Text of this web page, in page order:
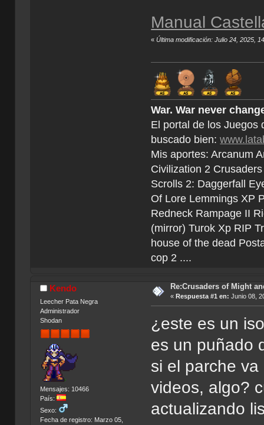
Manual
«Última modificación: Julio 24, 2025,
War. War never
El portal de los Juegos
buscado bien:
Mis aportes: Arcanum
Civilization 2
Scrolls 2: Daggerfall
Of Lore Lemmings XP
Redneck Rampage II
(mirror) Turok Xp RIP
house of the dead
cop 2 ....
Kendo
Leecher Pata Negra
Administrador
Shodan
Mensajes: 10466
País:
Sexo:
Fecha de registro: Marzo 05,
Re:Crusaders of Might
« Respuesta #1 en: Junio 08,
¿este es un
es un puñado
si el parche
videos, algo?
actualizando